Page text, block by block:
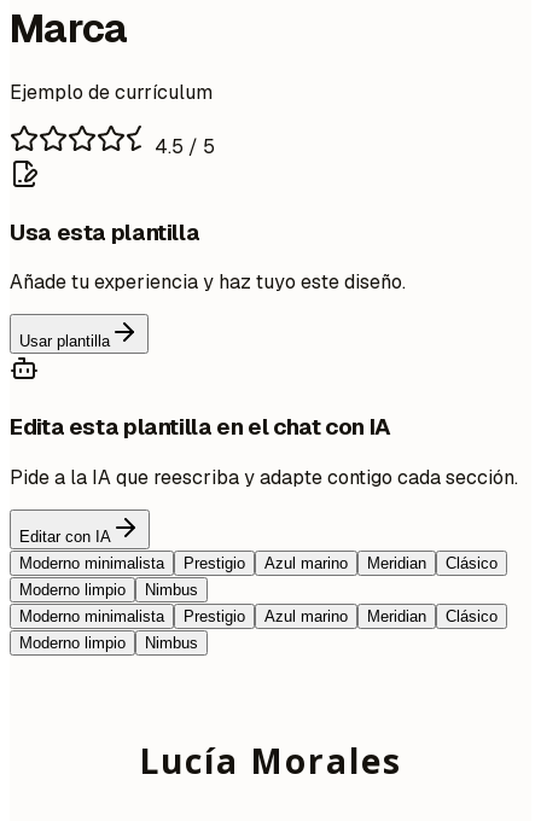
Marca
Ejemplo de currículum
4.5 / 5
Usa esta plantilla
Añade tu experiencia y haz tuyo este diseño.
Usar plantilla
Edita esta plantilla en el chat con IA
Pide a la IA que reescriba y adapte contigo cada sección.
Editar con IA
Moderno minimalista
Prestigio Azul marino Meridian
Clásico
Moderno limpio
Nimbus
Moderno minimalista
Prestigio Azul marino Meridian
Clásico
Moderno limpio
Nimbus
Lucía Morales